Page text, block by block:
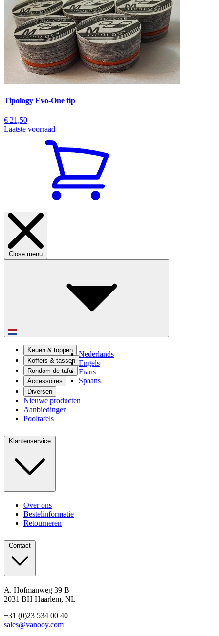
Tipology Evo-One tip
€ 21,50
Laatste voorraad
Close menu
Nederlands
Engels
Frans
Spaans
Keuen & toppen
Koffers & tassen
Rondom de tafel
Accessoires
Diversen
Nieuwe producten
Aanbiedingen
Pooltafels
Klantenservice
Over ons
Bestelinformatie
Retourneren
Contact
A. Hofmanweg 39 B
2031 BH Haarlem, NL
+31 (0)23 534 00 40
sales@vanooy.com